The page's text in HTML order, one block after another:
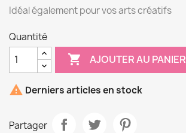
Idéal également pour vos arts créatifs
Quantité
 AJOUTER AU PANIER
 Derniers articles en stock
Partager